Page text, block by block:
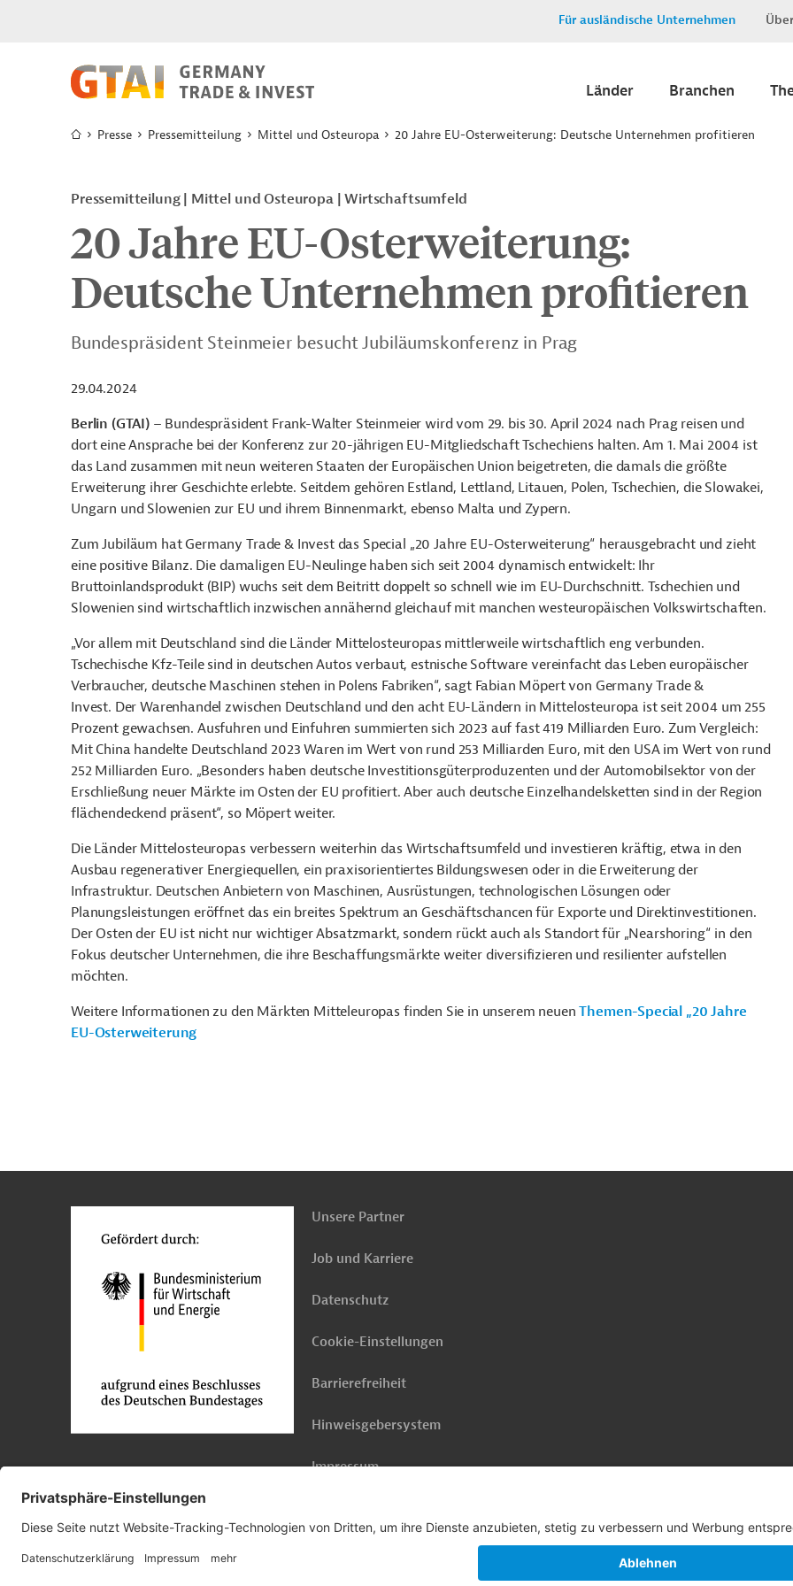
Für ausländische Unternehmen
Länder Branchen
Presse Pressemitteilung Mittel und Osteuropa 20 Jahre EU-Osterweiterung: Deutsche Unternehmen profitieren
Pressemitteilung Mittel und Osteuropa Wirtschaftsumfeld
20 Jahre EU-Osterweiterung:
Deutsche Unternehmen profitieren
Bundespräsident Steinmeier besucht Jubiläumskonferenz in Prag
29.04.2024
Berlin (GTAI)– Bundespräsident Frank-Walter Steinmeier wird vom 29. bis 30. April 2024 nach Prag reisen und
dort eine Ansprache bei der Konferenz zur 20-jährigen EU-Mitgliedschaft Tschechiens halten. Am 1. Mai 2004 ist
das Land zusammen mit neun weiteren Staaten der Europäischen Union beigetreten, die damals die größte
Erweiterung ihrer Geschichte erlebte. Seitdem gehören Estland, Lettland, Litauen, Polen, Tschechien, die Slowakei,
Ungarn und Slowenien zur EU und ihrem Binnenmarkt, ebenso Malta und Zypern.
Zum Jubiläum hat Germany Trade & Invest das Special „20 Jahre EU-Osterweiterung“ herausgebracht und zieht
eine positive Bilanz. Die damaligen EU-Neulinge haben sich seit 2004 dynamisch entwickelt: Ihr
Bruttoinlandsprodukt (BIP) wuchs seit dem Beitritt doppelt so schnell wie im EU-Durchschnitt. Tschechien und
Slowenien sind wirtschaftlich inzwischen annähernd gleichauf mit manchen westeuropäischen Volkswirtschaften.
„Vor allem mit Deutschland sind die Länder Mittelosteuropas mittlerweile wirtschaftlich eng verbunden.
Tschechische Kfz-Teile sind in deutschen Autos verbaut, estnische Software vereinfacht das Leben europäischer
Verbraucher, deutsche Maschinen stehen in Polens Fabriken“, sagt Fabian Möpert von Germany Trade &
Invest. Der Warenhandel zwischen Deutschland und den acht EU-Ländern in Mittelosteuropa ist seit 2004 um 255
Prozent gewachsen. Ausfuhren und Einfuhren summierten sich 2023 auf fast 419 Milliarden Euro. Zum Vergleich:
Mit China handelte Deutschland 2023 Waren im Wert von rund 253 Milliarden Euro, mit den USA im Wert von rund
252 Milliarden Euro. „Besonders haben deutsche Investitionsgüterproduzenten und der Automobilsektor von der
Erschließung neuer Märkte im Osten der EU profitiert. Aber auch deutsche Einzelhandelsketten sind in der Region
flächendeckend präsent“, so Möpert weiter.
Die Länder Mittelosteuropas verbessern weiterhin das Wirtschaftsumfeld und investieren kräftig, etwa in den
Ausbau regenerativer Energiequellen, ein praxisorientiertes Bildungswesen oder in die Erweiterung der
Infrastruktur. Deutschen Anbietern von Maschinen, Ausrüstungen, technologischen Lösungen oder
Planungsleistungen eröffnet das ein breites Spektrum an Geschäftschancen für Exporte und Direktinvestitionen.
Der Osten der EU ist nicht nur wichtiger Absatzmarkt, sondern rückt auch als Standort für „Nearshoring“ in den
Fokus deutscher Unternehmen, die ihre Beschaffungsmärkte weiter diversifizieren und resilienter aufstellen
möchten.
Weitere Informationen zu den Märkten Mitteleuropas finden Sie in unserem neuenThemen-Special „20 Jahre
EU-Osterweiterung
oben
Unsere Partner
Job und Karriere
Datenschutz
Cookie-Einstellungen
Barrierefreiheit
Hinweisgebersystem
Impressum